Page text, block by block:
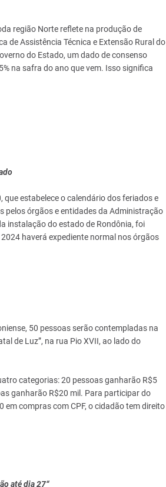
região Norte reflete na produção de
de Assistência Técnica e Extensão Rural do
do Estado, um dado de consenso
na safra do ano que vem. Isso significa
estabelece o calendário dos feriados e
pelos órgãos e entidades da Administração
instalação do estado de Rondônia, foi
haverá expediente normal nos órgãos
50 pessoas serão contempladas na
de Luz”, na rua Pio XVII, ao lado do
categorias: 20 pessoas ganharão R$5
ganharão R$20 mil. Para participar do
compras com CPF, o cidadão tem direito
até dia 27“